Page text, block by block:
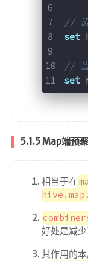
// 设
set
// 当
set
5.1.5 Map端预
相当于在
好处是减
其作用的